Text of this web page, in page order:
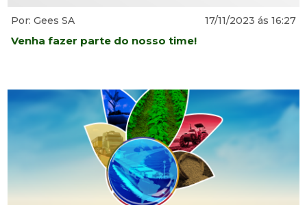
Por: Gees SA 17/11/2023 ás 16:27
Venha fazer parte do nosso time!